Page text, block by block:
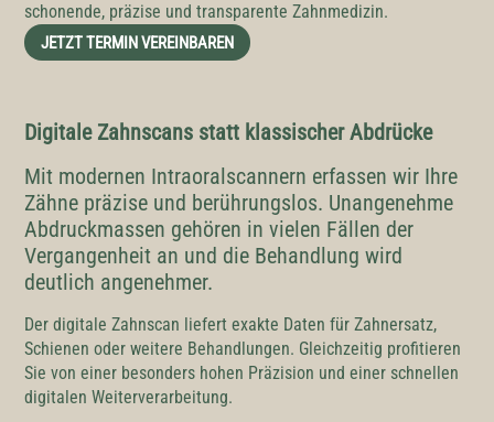
schonende, präzise und transparente Zahnmedizin.
JETZT TERMIN VEREINBAREN
Digitale Zahnscans statt klassischer Abdrücke
Mit modernen Intraoralscannern erfassen wir Ihre
Zähne präzise und berührungslos. Unangenehme
Abdruckmassen gehören in vielen Fällen der
Vergangenheit an und die Behandlung wird
deutlich angenehmer.
Der digitale Zahnscan liefert exakte Daten für Zahnersatz,
Schienen oder weitere Behandlungen. Gleichzeitig profitieren
Sie von einer besonders hohen Präzision und einer schnellen
digitalen Weiterverarbeitung.